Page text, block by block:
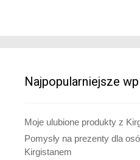
Najpopularniejsze
Moje ulubione produkty z
Pomysły na prezenty dla
Kirgistanem